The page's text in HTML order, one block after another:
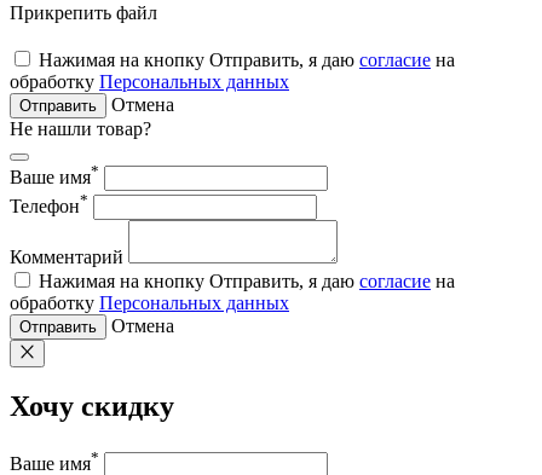
Прикрепить файл
Нажимая на кнопку Отправить, я даю согласие на
обработку Персональных данных
Отправить
Отмена
Не нашли товар?
Ваше имя*
Телефон*
Комментарий
Нажимая на кнопку Отправить, я даю согласие на
обработку Персональных данных
Отправить Отмена
Хочу скидку
Ваше имя*